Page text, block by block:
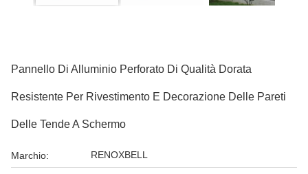
Pannello Di Alluminio Perforato Di Qualità Dorata
Resistente Per Rivestimento E Decorazione Delle Pareti
Delle Tende A Schermo
Marchio: RENOXBELL